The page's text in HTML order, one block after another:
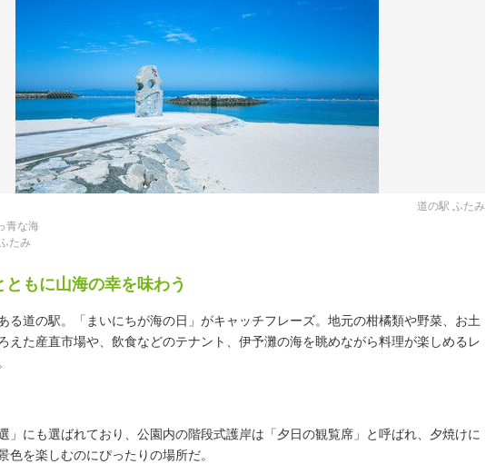
道の駅 ふたみ
青な海
たみ
もに山海の幸を味わう
る道の駅。「まいにちが海の日」がキャッチフレーズ。地元の柑橘類や野菜、お土
えた産直市場や、飲食などのテナント、伊予灘の海を眺めながら料理が楽しめるレ
」にも選ばれており、公園内の階段式護岸は「夕日の観覧席」と呼ばれ、夕焼けに
色を楽しむのにぴったりの場所だ。